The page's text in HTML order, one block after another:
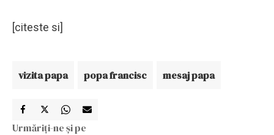
[citeste si]
vizita papa popa francisc mesaj papa
Urmăriți-ne și pe